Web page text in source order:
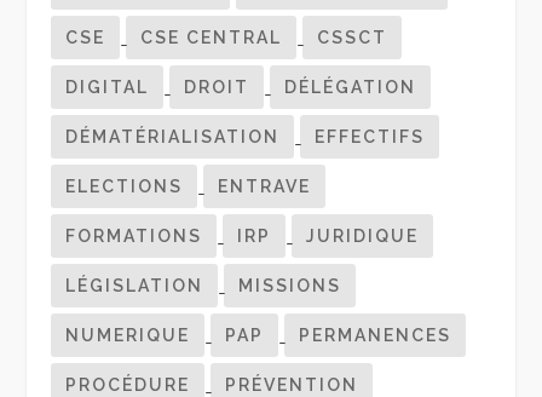
CSE CSE CENTRAL CSSCT
DIGITAL DROIT DÉLÉGATION
DÉMATÉRIALISATION EFFECTIFS
ELECTIONS ENTRAVE
FORMATIONS IRP JURIDIQUE
LÉGISLATION MISSIONS
NUMERIQUE PAP PERMANENCES
PROCÉDURE PRÉVENTION